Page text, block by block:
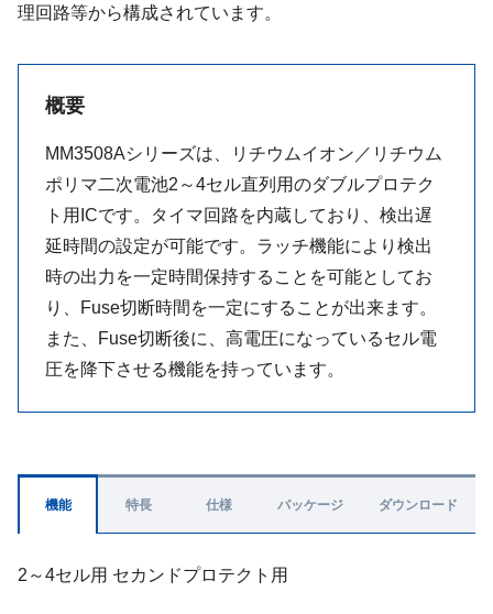
理回路等から構成されています。
概要
MM3508Aシリーズは、リチウムイオン／リチウム
ポリマ二次電池2～4セル直列用のダブルプロテク
ト用ICです。タイマ回路を内蔵しており、検出遅
延時間の設定が可能です。ラッチ機能により検出
時の出力を一定時間保持することを可能としてお
り、Fuse切断時間を一定にすることが出来ます。
また、Fuse切断後に、高電圧になっているセル電
圧を降下させる機能を持っています。
機能
2～4セル用 セカンドプロテクト用
特長 仕様 パッケージ ダウンロード